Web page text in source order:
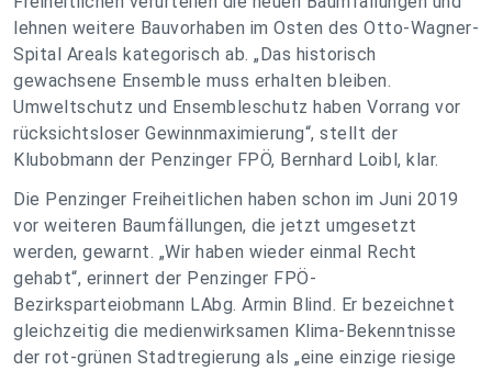
lehnen weitere Bauvorhaben im Osten des Otto-Wagner-
Spital Areals kategorisch ab. „Das historisch
gewachsene Ensemble muss erhalten bleiben.
Umweltschutz und Ensembleschutz haben Vorrang vor
rücksichtsloser Gewinnmaximierung“, stellt der
Klubobmann der Penzinger FPÖ, Bernhard Loibl, klar.
Die Penzinger Freiheitlichen haben schon im Juni 2019
vor weiteren Baumfällungen, die jetzt umgesetzt
werden, gewarnt. „Wir haben wieder einmal Recht
gehabt“, erinnert der Penzinger FPÖ-
Bezirksparteiobmann LAbg. Armin Blind. Er bezeichnet
gleichzeitig die medienwirksamen Klima-Bekenntnisse
der rot-grünen Stadtregierung als „eine einzige riesige